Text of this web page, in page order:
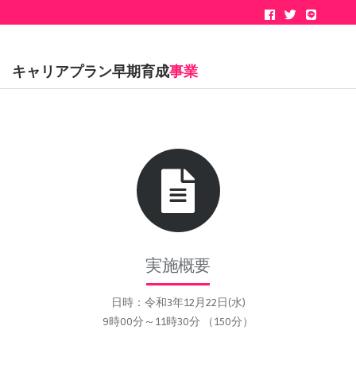
キャリアプラン早期育成事業
実施概要
日時：令和3年12月22日(水)
9時00分～11時30分 （150分）